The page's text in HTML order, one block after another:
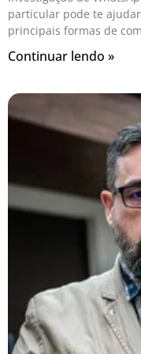
particular pode te
principais formas de
Continuar lendo »